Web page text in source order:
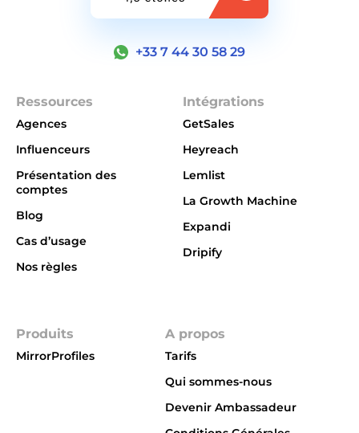
+33 7 44 30 58 29
Ressources
Agences
Influenceurs
Présentation des
comptes
Blog
Cas d’usage
Nos règles
Intégrations
GetSales
Heyreach
Lemlist
La Growth Machine
Expandi
Dripify
Produits
MirrorProfiles
A propos
Tarifs
Qui sommes-nous
Devenir Ambassadeur